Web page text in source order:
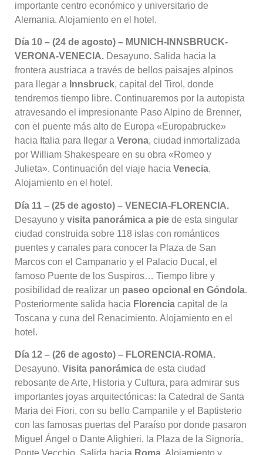
importante centro económico y universitario de
Alemania. Alojamiento en el hotel .
Día 10 – (24 de agosto) – MUNICH-INNSBRUCK-
VERONA-VENECIA. Desayuno. Salida hacia la
frontera austriaca a través de bellos paisajes alpinos
para llegar a Innsbruck, capital del Tirol, donde
tendremos tiempo libre. Continuaremos por la autopista
atravesando el impresionante Paso Alpino de Brenner,
con el puente más alto de Europa «Europabrucke»
hacia Italia para llegar a Verona, ciudad inmortalizada
por William Shakespeare en su obra «Romeo y
Julieta». Continuación del viaje hacia Venecia.
Alojamiento en el hotel .
Día 11 – (25 de agosto) – VENECIA-FLORENCIA.
Desayuno y visita panorámica a pie de esta singular
ciudad construida sobre 118 islas con románticos
puentes y canales para conocer la Plaza de San
Marcos con el Campanario y el Palacio Ducal, el
famoso Puente de los Suspiros… Tiempo libre y
posibilidad de realizar un paseo opcional en Góndola.
Posteriormente salida hacia Florencia capital de la
Toscana y cuna del Renacimiento. Alojamiento en el
hotel .
Día 12 – (26 de agosto) – FLORENCIA-ROMA.
Desayuno. Visita panorámica de esta ciudad
rebosante de Arte, Historia y Cultura, para admirar sus
importantes joyas arquitectónicas: la Catedral de Santa
Maria dei Fiori, con su bello Campanile y el Baptisterio
con las famosas puertas del Paraíso por donde pasaron
Miguel Ángel o Dante Alighieri, la Plaza de la Signoría,
Ponte Vecchio . Salida hacia Roma . Alojamiento y